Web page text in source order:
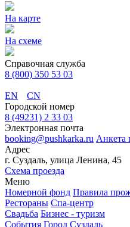
На карте
На схеме
Справочная служба
8 (800) 350 53 03
EN
CN
Городской номер
8 (49231) 2 33 03
Электронная почта
booking@pushkarka.ru Анкета
Адрес
г. Суздаль, улица Ленина, 45
Схема проезда
Меню
Номерной фонд Правила
Рестораны Спа-центр
Свадьба Бизнес - туризм
События Город Суздаль